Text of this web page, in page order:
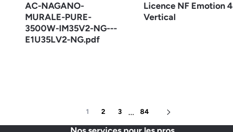
AC-NAGANO-
MURALE-PURE-
3500W-IM35V2-NG---
E1U35LV2-NG.pdf
Licence NF Emotion 4
Vertical
1 2 3 ... 84
Page suivante